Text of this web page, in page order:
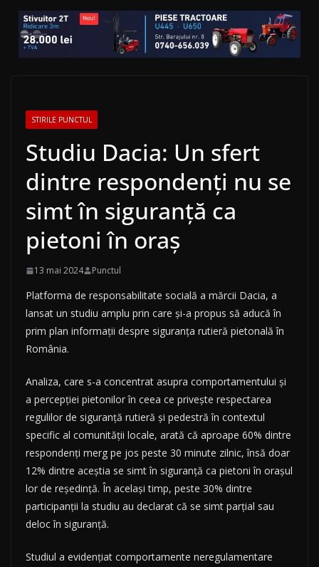
STIRILE PUNCTUL
Studiu Dacia: Un sfert
dintre respondenți nu se
simt în siguranță ca
pietoni în oraș
13 mai 2024 Punctul
Platforma de responsabilitate socială a mărcii Dacia, a
lansat un studiu amplu prin care și-a propus să aducă în
prim plan informații despre siguranța rutieră pietonală în
România.
Analiza, care s-a concentrat asupra comportamentului și
a percepției pietonilor în ceea ce privește respectarea
regulilor de siguranță rutieră și pedestră în contextul
specific al comunității locale, arată că aproape 60% dintre
respondenți merg pe jos peste 30 minute zilnic, însă doar
12% dintre aceștia se simt în siguranță ca pietoni în orașul
lor de reședință. În același timp, peste 30% dintre
participanții la studiu au declarat că se simt parțial sau
deloc în siguranță.
Studiul a evidențiat comportamente neregulamentare